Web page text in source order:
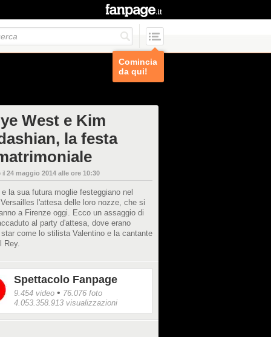
Comincia
da qui!
West e Kim
la festa
il 24 maggio 2014 alle ore 10:30
e la sua futura moglie festeggiano nel
Versailles l'attesa delle loro nozze, che si
a Firenze oggi. Ecco un assaggio di
al party d'attesa, dove erano
star come lo stilista Valentino e la cantante
Rey.
Spettacolo Fanpage
9.454 video • 76.076 foto
4.053.358.913 visualizzazioni